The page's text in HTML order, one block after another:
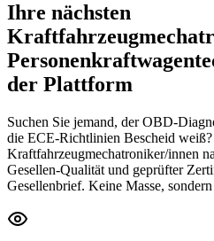
Ihre nächsten
der Plattform
Suchen Sie jemand, der OBD-
die ECE-Richtlinien Bescheid
Kraftfahrzeugmechatroniker/innen
Gesellen-Qualität und geprüfter
Gesellenbrief. Keine Masse,